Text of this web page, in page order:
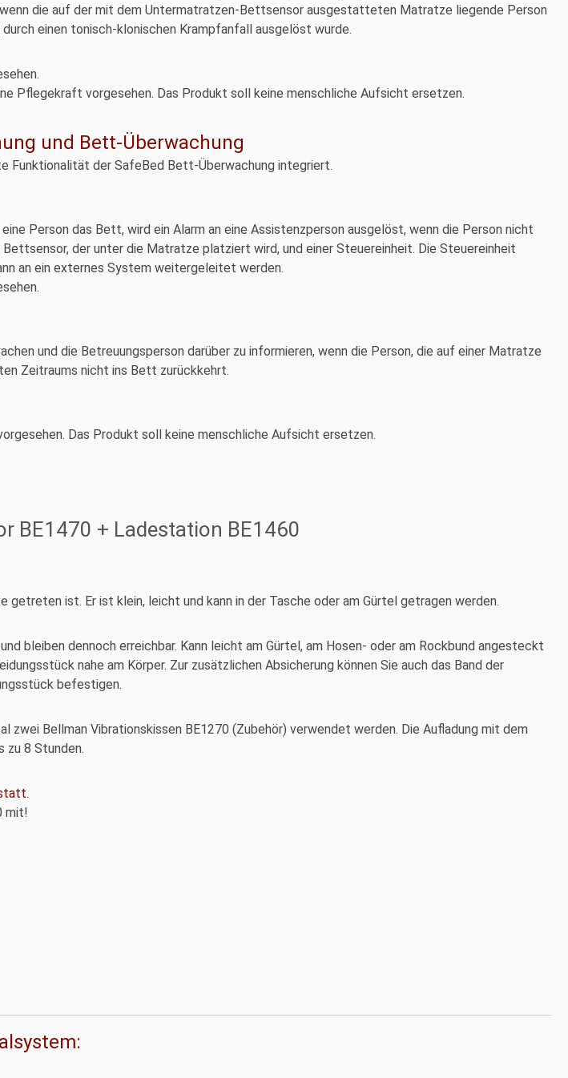
die auf der mit dem Untermatratzen-Bettsensor ausgestatteten Matratze liegende Person
einen tonisch-klonischen Krampfanfall ausgelöst wurde.
Pflegekraft vorgesehen. Das Produkt soll keine menschliche Aufsicht ersetzen.
und Bett-Überwachung
Funktionalität der SafeBed Bett-Überwachung integriert.
Person das Bett, wird ein Alarm an eine Assistenzperson ausgelöst, wenn die Person nicht
der unter die Matratze platziert wird, und einer Steuereinheit. Die Steuereinheit
an ein externes System weitergeleitet werden.
und die Betreuungsperson darüber zu informieren, wenn die Person, die auf einer Matratze
Zeitraums nicht ins Bett zurückkehrt.
Das Produkt soll keine menschliche Aufsicht ersetzen.
BE1470 + Ladestation BE1460
ist. Er ist klein, leicht und kann in der Tasche oder am Gürtel getragen werden.
bleiben dennoch erreichbar. Kann leicht am Gürtel, am Hosen- oder am Rockbund angesteckt
nahe am Körper. Zur zusätzlichen Absicherung können Sie auch das Band der
befestigen.
zwei Bellman Vibrationskissen BE1270 (Zubehör) verwendet werden. Die Aufladung mit dem
zu 8 Stunden.
mit!